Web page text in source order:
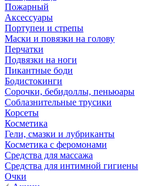
Пожарный
Аксессуары
Портупеи и стрепы
Маски и повязки на голову
Перчатки
Подвязки на ноги
Пикантные боди
Бодистокинги
Сорочки, бебидоллы, пеньюары
Соблазнительные трусики
Корсеты
Косметика
Гели, смазки и лубриканты
Косметика с феромонами
Средства для массажа
Средства для интимной гигиены
Очки